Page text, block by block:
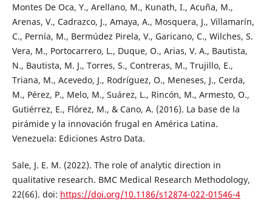
Montes De Oca, Y., Arellano, M., Kunath, I., Acuña, M.,
Arenas, V., Cadrazco, J., Amaya, A., Mosquera, J., Villamarín,
C., Pernía, M., Bermúdez Pirela, V., Garicano, C., Wilches, S.
Vera, M., Portocarrero, L., Duque, O., Arias, V. A., Bautista,
N., Bautista, M. J., Torres, S., Contreras, M., Trujillo, E.,
Triana, M., Acevedo, J., Rodríguez, O., Meneses, J., Cerda,
M., Pérez, P., Melo, M., Suárez, L., Rincón, M., Armesto, O.,
Gutiérrez, E., Flórez, M., & Cano, A. (2016). La base de la
pirámide y la innovación frugal en América Latina.
Venezuela: Ediciones Astro Data.
Sale, J. E. M. (2022). The role of analytic direction in
qualitative research. BMC Medical Research Methodology,
22(66). doi: https://doi.org/10.1186/s12874-022-01546-4